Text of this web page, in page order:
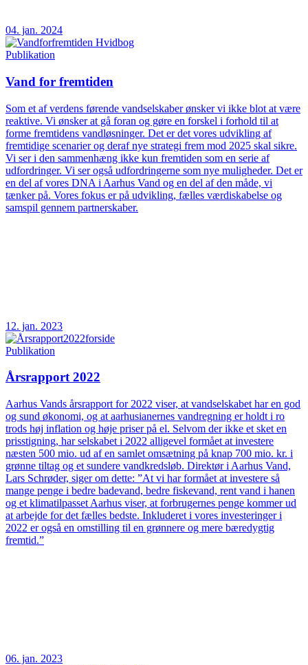
04. jan. 2024
Publikation
Vand for fremtiden
Som et af verdens førende vandselskaber ønsker vi ikke blot at være
reaktive. Vi ønsker at gå foran og gøre en forskel i forhold til at
forme fremtidens vandløsninger. Det er det vores udvikling af
fremtidige scenarier og deraf nye strategi frem mod 2025 skal sikre.
Vi ser i den sammenhæng ikke kun fremtiden som en serie af
udfordringer. Vi ser også udfordringerne som nye muligheder. Det er
en del af vores DNA i Aarhus Vand og en del af den måde, vi
tænker på. Vores fokus er på udvikling, fælles værdiskabelse og
samspil gennem partnerskaber.
12. jan. 2023
Publikation
Årsrapport 2022
Aarhus Vands årsrapport for 2022 viser, at vandselskabet har en god
og sund økonomi, og at aarhusianernes vandregning er holdt i ro
trods høj inflation og høje priser på el. Selvom der ikke et sket en
prisstigning, har selskabet i 2022 alligevel formået at investere
næsten 500 mio. ud af en samlet omsætning på knap 700 mio. kr. i
grønne tiltag og et sundere vandkredsløb. Direktør i Aarhus Vand,
Lars Schrøder, siger om dette: ”At vi har formået at investere så
mange penge i bedre badevand, bedre fiskevand, rent vand i hanen
og et klimatilpasset Aarhus viser, at forbrugernes penge kommer ud
at arbejde for det fælles bedste. Inkluderet i vores investeringer i
2022 er også en omstilling til en grønnere og mere bæredygtig
fremtid.”
06. jan. 2023